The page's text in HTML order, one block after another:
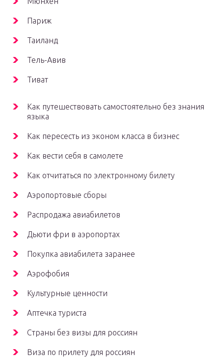
Париж
Таиланд
Тель-Авив
Тиват
Как путешествовать самостоятельно без знания
языка
Как пересесть из эконом класса в бизнес
Как вести себя в самолете
Как отчитаться по электронному билету
Аэропортовые сборы
Распродажа авиабилетов
Дьюти фри в аэропортах
Покупка авиабилета заранее
Аэрофобия
Культурные ценности
Аптечка туриста
Страны без визы для россиян
Виза по прилету для россиян